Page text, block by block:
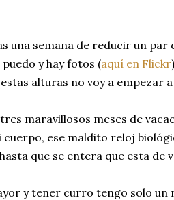
una semana de reducir un par
y hay fotos (aquí en Flickr
alturas no voy a empezar
maravillosos meses de
ese maldito reloj
que se entera que esta de
y tener curro tengo solo un